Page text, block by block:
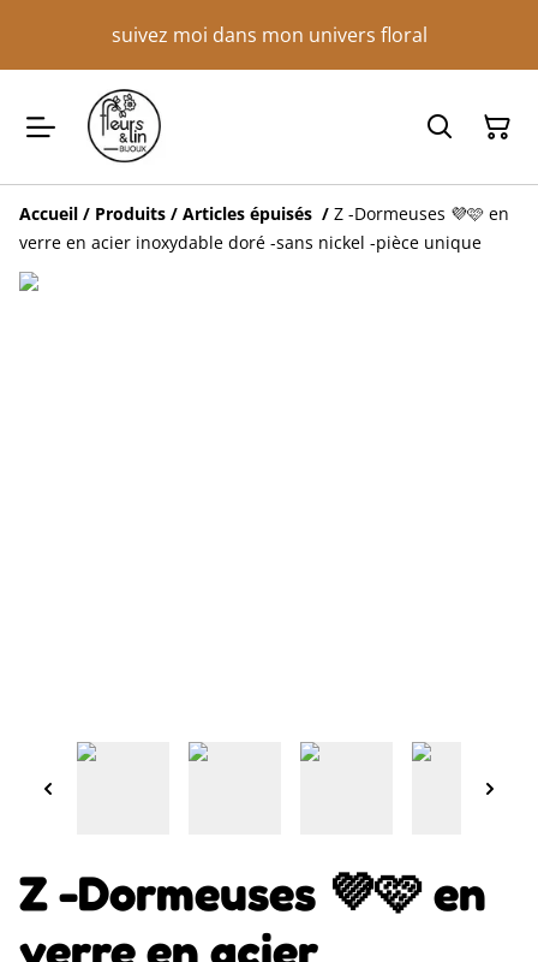
suivez moi dans mon univers floral
Accueil / Produits / Articles épuisés / Z -Dormeuses 💜🩷 en
verre en acier inoxydable doré -sans nickel -pièce unique
Z -Dormeuses 💜🩷 en
verre en acier